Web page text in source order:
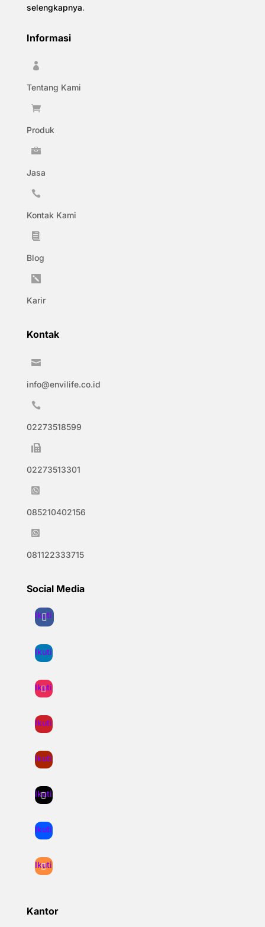
selengkapnya.
Informasi

Tentang Kami

Produk

Jasa

Kontak Kami

Blog

Karir
Kontak

info@envilife.co.id

02273518599

02273513301

085210402156

081122333715
Social Media
Ikuti
Ikuti
Ikuti
Ikuti
Ikuti
Ikuti
Ikuti
Ikuti
Kantor